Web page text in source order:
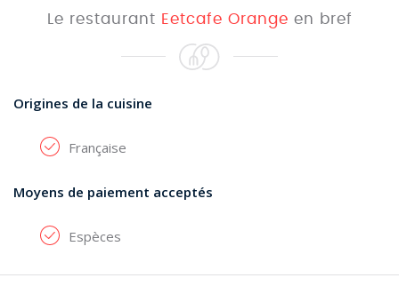
Le restaurant Eetcafe Orange en bref
Origines de la cuisine
Française
Moyens de paiement acceptés
Espèces